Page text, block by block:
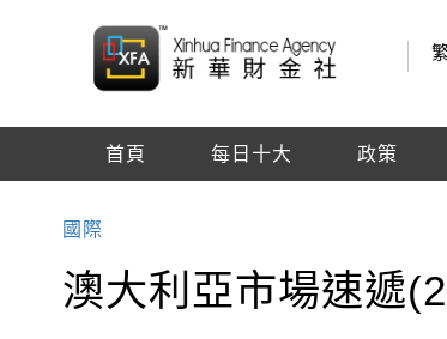
首頁 每日十大 政策
國際
澳大利亞市場速遞